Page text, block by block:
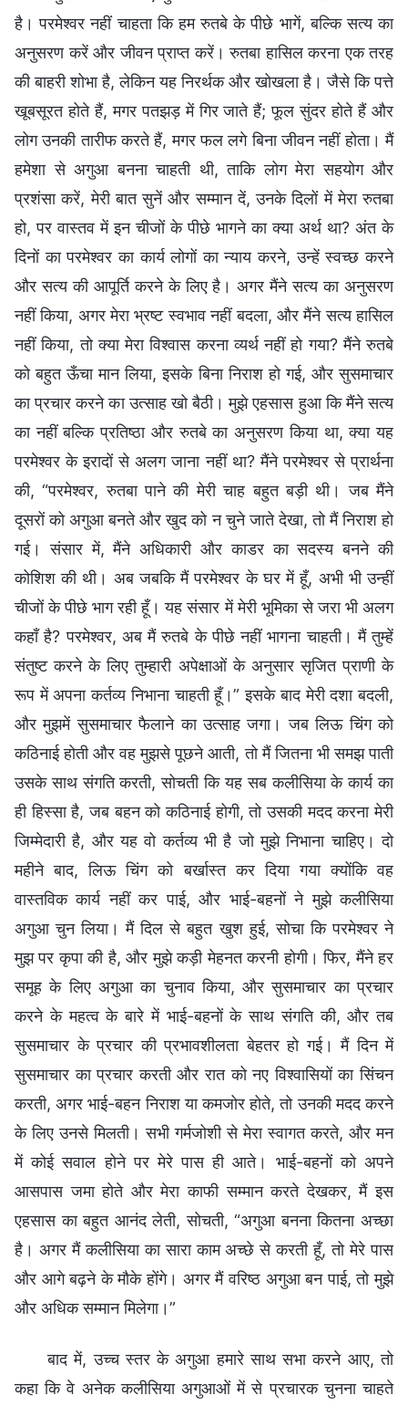
है। परमेश्वर नहीं चाहता कि हम रुतबे के पीछे भागें, बल्कि सत्य का
अनुसरण करें और जीवन प्राप्त करें। रुतबा हासिल करना एक तरह
की बाहरी शोभा है, लेकिन यह निरर्थक और खोखला है। जैसे कि पत्ते
खूबसूरत होते हैं, मगर पतझड़ में गिर जाते हैं; फूल सुंदर होते हैं और
लोग उनकी तारीफ करते हैं, मगर फल लगे बिना जीवन नहीं होता। मैं
हमेशा से अगुआ बनना चाहती थी, ताकि लोग मेरा सहयोग और
प्रशंसा करें, मेरी बात सुनें और सम्मान दें, उनके दिलों में मेरा रुतबा
हो, पर वास्तव में इन चीजों के पीछे भागने का क्या अर्थ था? अंत के
दिनों का परमेश्वर का कार्य लोगों का न्याय करने, उन्हें स्वच्छ करने
और सत्य की आपूर्ति करने के लिए है। अगर मैंने सत्य का अनुसरण
नहीं किया, अगर मेरा भ्रष्ट स्वभाव नहीं बदला, और मैंने सत्य हासिल
नहीं किया, तो क्या मेरा विश्वास करना व्यर्थ नहीं हो गया? मैंने रुतबे
को बहुत ऊँचा मान लिया, इसके बिना निराश हो गई, और सुसमाचार
का प्रचार करने का उत्साह खो बैठी। मुझे एहसास हुआ कि मैंने सत्य
का नहीं बल्कि प्रतिष्ठा और रुतबे का अनुसरण किया था, क्या यह
परमेश्वर के इरादों से अलग जाना नहीं था? मैंने परमेश्वर से प्रार्थना
की, “परमेश्वर, रुतबा पाने की मेरी चाह बहुत बड़ी थी। जब मैंने
दूसरों को अगुआ बनते और खुद को न चुने जाते देखा, तो मैं निराश हो
गई। संसार में, मैंने अधिकारी और काडर का सदस्य बनने की
कोशिश की थी। अब जबकि मैं परमेश्वर के घर में हूँ, अभी भी उन्हीं
चीजों के पीछे भाग रही हूँ। यह संसार में मेरी भूमिका से जरा भी अलग
कहाँ है? परमेश्वर, अब मैं रुतबे के पीछे नहीं भागना चाहती। मैं तुम्हें
संतुष्ट करने के लिए तुम्हारी अपेक्षाओं के अनुसार सृजित प्राणी के
रूप में अपना कर्तव्य निभाना चाहती हूँ।” इसके बाद मेरी दशा बदली,
और मुझमें सुसमाचार फैलाने का उत्साह जगा। जब लिऊ चिंग को
कठिनाई होती और वह मुझसे पूछने आती, तो मैं जितना भी समझ पाती
उसके साथ संगति करती, सोचती कि यह सब कलीसिया के कार्य का
ही हिस्सा है, जब बहन को कठिनाई होगी, तो उसकी मदद करना मेरी
जिम्मेदारी है, और यह वो कर्तव्य भी है जो मुझे निभाना चाहिए। दो
महीने बाद, लिऊ चिंग को बर्खास्त कर दिया गया क्योंकि वह
वास्तविक कार्य नहीं कर पाई, और भाई-बहनों ने मुझे कलीसिया
अगुआ चुन लिया। मैं दिल से बहुत खुश हुई, सोचा कि परमेश्वर ने
मुझ पर कृपा की है, और मुझे कड़ी मेहनत करनी होगी। फिर, मैंने हर
समूह के लिए अगुआ का चुनाव किया, और सुसमाचार का प्रचार
करने के महत्व के बारे में भाई-बहनों के साथ संगति की, और तब
सुसमाचार के प्रचार की प्रभावशीलता बेहतर हो गई। मैं दिन में
सुसमाचार का प्रचार करती और रात को नए विश्वासियों का सिंचन
करती, अगर भाई-बहन निराश या कमजोर होते, तो उनकी मदद करने
के लिए उनसे मिलती। सभी गर्मजोशी से मेरा स्वागत करते, और मन
में कोई सवाल होने पर मेरे पास ही आते। भाई-बहनों को अपने
आसपास जमा होते और मेरा काफी सम्मान करते देखकर, मैं इस
एहसास का बहुत आनंद लेती, सोचती, “अगुआ बनना कितना अच्छा
है। अगर मैं कलीसिया का सारा काम अच्छे से करती हूँ, तो मेरे पास
और आगे बढ़ने के मौके होंगे। अगर मैं वरिष्ठ अगुआ बन पाई, तो मुझे
और अधिक सम्मान मिलेगा।”
बाद में, उच्च स्तर के अगुआ हमारे साथ सभा करने आए, तो
कहा कि वे अनेक कलीसिया अगुआओं में से प्रचारक चुनना चाहते